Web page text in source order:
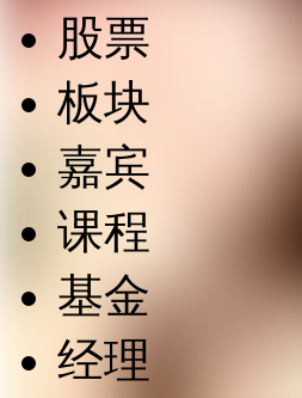
股票
板块
嘉宾
课程
基金
经理